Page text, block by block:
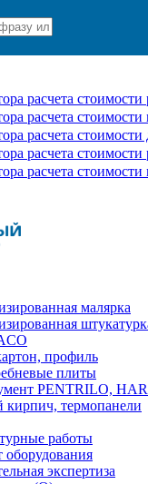
расчета стоимости
расчета стоимости
расчета стоимости
расчета стоимости
расчета стоимости
малярка
профиль
плиты
PENTRILO,
кирпич, термопанели
работы
оборудования
экспертиза